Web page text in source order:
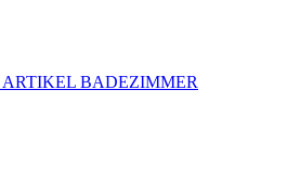
BADEZIMMER